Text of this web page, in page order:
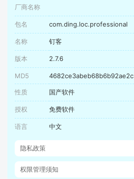
厂商名称
包名 com.ding.loc.professional
名称 钉客
版本 2.7.6
MD5
性质 国产软件
授权 免费软件
语言 中文
隐私政策
权限管理须知